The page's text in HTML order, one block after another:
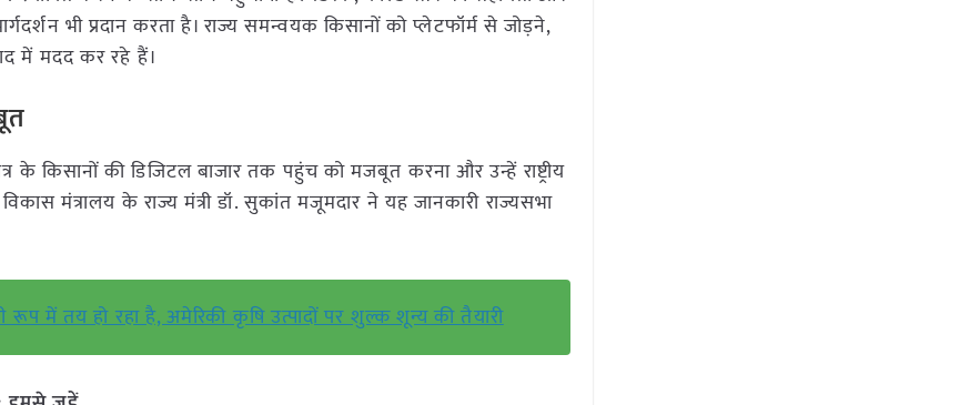
भी प्रदान करता है। राज्य समन्वयक किसानों को प्लेटफॉर्म से जोड़ने,
में मदद कर रहे हैं।
के किसानों की डिजिटल बाजार तक पहुंच को मजबूत करना और उन्हें राष्ट्रीय
विकास मंत्रालय के राज्य मंत्री डॉ. सुकांत मजूमदार ने यह जानकारी राज्यसभा
रूप में तय हो रहा है, अमेरिकी कृषि उत्पादों पर शुल्क शून्य की तैयारी